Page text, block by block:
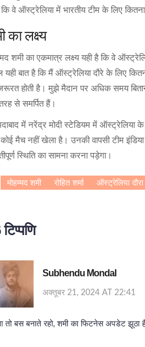
वे ऑस्ट्रेलिया में भारतीय टीम के लिए
का लक्ष्य
शमी का एकमात्र लक्ष्य यही है कि वे
यही बात है कि मैं ऑस्ट्रेलिया दौरे के लिए
होती है। मुझे मैदान पर अधिक समय
से समर्पित हैं।
में नरेंद्र मोदी स्टेडियम में
कोई मैच नहीं खेला है। उनकी वापसी टीम
स्थिति का सामना करना पड़ेगा।
मोहम्मद शमी रोहित शर्मा ऑस्ट्रेलिया दौरा
Subhendu Mondal
अक्तूबर 21, 2024 AT 22:41
तो बस बनाते रहो, शमी का फिटनेस अपडेट झूठा